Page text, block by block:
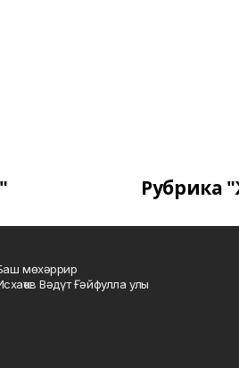
Рубрика
мөхәррир
Вәдүт Ғәйфулла улы